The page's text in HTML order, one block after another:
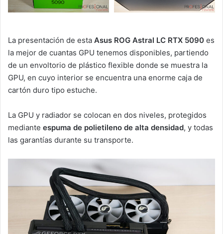
La presentación de esta Asus ROG Astral LC RTX 5090 es
la mejor de cuantas GPU tenemos disponibles, partiendo
de un envoltorio de plástico flexible donde se muestra la
GPU, en cuyo interior se encuentra una enorme caja de
cartón duro tipo estuche.
La GPU y radiador se colocan en dos niveles, protegidos
mediante espuma de polietileno de alta densidad, y todas
las garantías durante su transporte.